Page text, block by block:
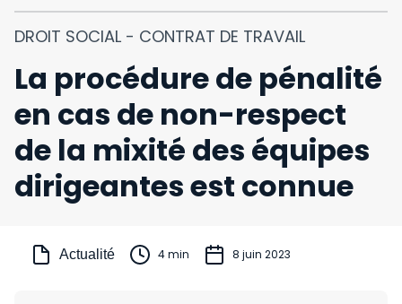
DROIT SOCIAL - CONTRAT DE TRAVAIL
La procédure de pénalité
en cas de non-respect
de la mixité des équipes
dirigeantes est connue
Actualité 4 min 8 juin 2023